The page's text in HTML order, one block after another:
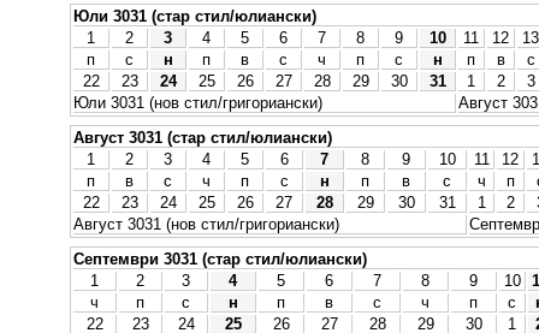
Юли 3031 (стар стил/юлиански)
1
2 3 4 5 6 7 8 9 10 11 12
13
п
с н п в с ч п с н п в
с
22
23 24 25 26 27 28 29 30 31 1 2
3
Юли 3031 (нов стил/григориански)
Август
Август 3031 (стар стил/юлиански)
1
2 3 4 5 6 7 8 9 10 11 12
п
в с ч п с н п в с ч п
22
23 24 25 26 27 28 29 30 31 1 2
Август 3031 (нов стил/григориански)
Септември 3031 (стар стил/юлиански)
1
2 3 4 5 6 7 8 9 10
ч
п с н п в с ч п с
22
23 24 25 26 27 28 29 30 1